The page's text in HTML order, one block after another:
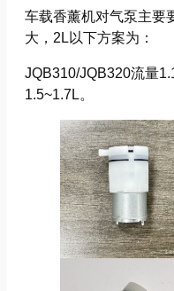
车载香薰机对气泵主要
大，2L以下方案为：
JQB310/JQB320流量
1.5~1.7L。